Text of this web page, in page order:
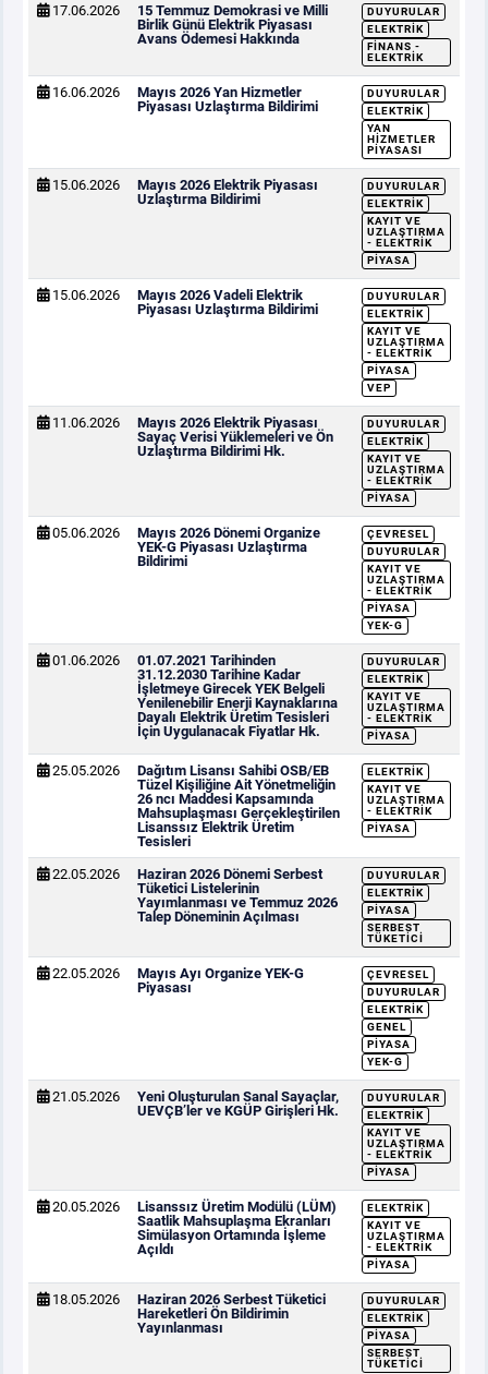
17.06.2026
15 Temmuz Demokrasi ve Milli
Birlik Günü Elektrik Piyasası
Avans Ödemesi Hakkında
DUYURULAR
ELEKTRIK
FINANS -
ELEKTRIK
16.06.2026
Mayıs 2026 Yan Hizmetler
Piyasası Uzlaştırma Bildirimi
DUYURULAR
ELEKTRIK
YAN
HIZMETLER
PIYASASI
15.06.2026
Mayıs 2026 Elektrik Piyasası
Uzlaştırma Bildirimi
DUYURULAR
ELEKTRIK
KAYIT VE
UZLAŞTIRMA
- ELEKTRIK
PIYASA
15.06.2026
Mayıs 2026 Vadeli Elektrik
Piyasası Uzlaştırma Bildirimi
DUYURULAR
ELEKTRIK
KAYIT VE
UZLAŞTIRMA
- ELEKTRIK
PIYASA
VEP
11.06.2026
Mayıs 2026 Elektrik Piyasası
Sayaç Verisi Yüklemeleri ve Ön
Uzlaştırma Bildirimi Hk.
DUYURULAR
ELEKTRIK
KAYIT VE
UZLAŞTIRMA
- ELEKTRIK
PIYASA
05.06.2026
Mayıs 2026 Dönemi Organize
YEK-G Piyasası Uzlaştırma
Bildirimi
ÇEVRESEL
DUYURULAR
KAYIT VE
UZLAŞTIRMA
- ELEKTRIK
PIYASA
YEK-G
01.06.2026
01.07.2021 Tarihinden
31.12.2030 Tarihine Kadar
İşletmeye Girecek YEK Belgeli
Yenilenebilir Enerji Kaynaklarına
Dayalı Elektrik Üretim Tesisleri
İçin Uygulanacak Fiyatlar Hk.
DUYURULAR
ELEKTRIK
KAYIT VE
UZLAŞTIRMA
- ELEKTRIK
PIYASA
25.05.2026
Dağıtım Lisansı Sahibi OSB/EB
Tüzel Kişiliğine Ait Yönetmeliğin
26 ncı Maddesi Kapsamında
Mahsuplaşması Gerçekleştirilen
Lisanssız Elektrik Üretim
Tesisleri
ELEKTRIK
KAYIT VE
UZLAŞTIRMA
- ELEKTRIK
PIYASA
22.05.2026
Haziran 2026 Dönemi Serbest
Tüketici Listelerinin
Yayımlanması ve Temmuz 2026
Talep Döneminin Açılması
DUYURULAR
ELEKTRIK
PIYASA
SERBEST
TÜKETICI
22.05.2026
Mayıs Ayı Organize YEK-G
Piyasası
ÇEVRESEL
DUYURULAR
ELEKTRIK
GENEL
PIYASA
YEK-G
21.05.2026
Yeni Oluşturulan Sanal Sayaçlar,
UEVÇB’ler ve KGÜP Girişleri Hk.
DUYURULAR
ELEKTRIK
KAYIT VE
UZLAŞTIRMA
- ELEKTRIK
PIYASA
20.05.2026
Lisanssız Üretim Modülü (LÜM)
Saatlik Mahsuplaşma Ekranları
Simülasyon Ortamında İşleme
Açıldı
ELEKTRIK
KAYIT VE
UZLAŞTIRMA
- ELEKTRIK
PIYASA
18.05.2026
Haziran 2026 Serbest Tüketici
Hareketleri Ön Bildirimin
Yayınlanması
DUYURULAR
ELEKTRIK
PIYASA
SERBEST
TÜKETICI